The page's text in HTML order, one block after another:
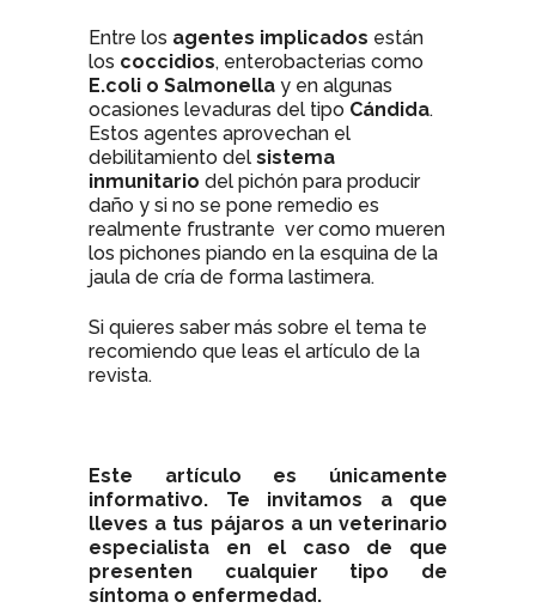
Entre los agentes implicados están
los coccidios, enterobacterias como
E.coli o Salmonella y en algunas
ocasiones levaduras del tipo Cándida.
Estos agentes aprovechan el
debilitamiento del sistema
inmunitario del pichón para producir
daño y si no se pone remedio es
realmente frustrante ver como mueren
los pichones piando en la esquina de la
jaula de cría de forma lastimera.
Si quieres saber más sobre el tema te
recomiendo que leas el artículo de la
revista.
Este artículo es únicamente
informativo. Te invitamos a que
lleves a tus pájaros a un veterinario
especialista en el caso de que
presenten cualquier tipo de
síntoma o enfermedad.